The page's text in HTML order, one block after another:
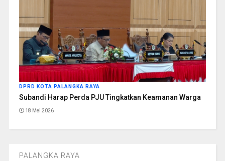
DPRD KOTA PALANGKA RAYA
Subandi Harap Perda PJU Tingkatkan Keamanan Warga
18 Mei 2026
PALANGKA RAYA